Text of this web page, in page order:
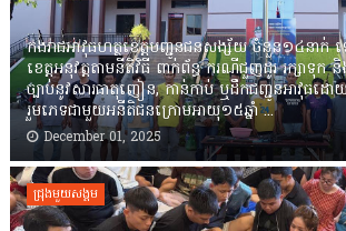
កងរាជឣាវុធហត្ថខេត្តបញ្ជូនជនសង្ស័យ ចំនួន១៤នាក់
ខេត្តឣនុវត្តតាមនីតិវិធី ពាក់ព័ន្ធ ករណីជួញដូរ រក្សាទុ
ច្បាប់នូវសារធាតុញៀន, កាន់កាប់ ឬដឹកជញ្ជូនអាវុធដោយ
រួមភេទជាមួយអនីតិជនក្រោមអាយុ១៥ឆ្នាំ ...
December 01, 2025
ជ្រុងមួយសង្គម